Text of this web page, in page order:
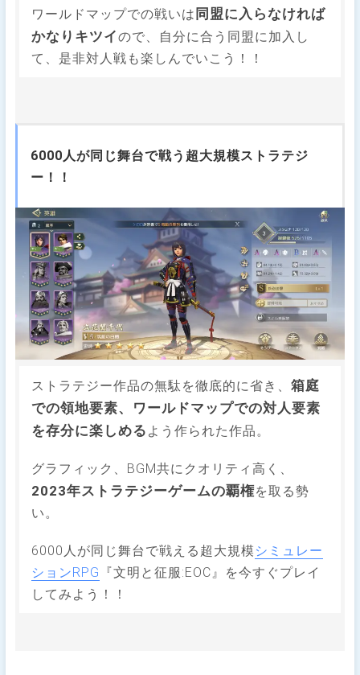
ワールドマップでの戦いは 同盟に入らなければ
かなりキツイので、自分に合う同盟に加入し
て、是非対人戦も楽しんでいこう！！
6000人が同じ舞台で戦う超大規模ストラテジ
ー！！
ストラテジー作品の無駄を徹底的に省き、箱庭
での領地要素、ワールドマップでの対人要素
を存分に楽しめる よう作られた作品。
グラフィック、BGM共にクオリティ高く、
2023年ストラテジーゲームの覇権を取る勢
い。
6000人が同じ舞台で戦える超大規模 シミュレー
ションRPG 『文明と征服:EOC』を今すぐプレイ
してみよう！！